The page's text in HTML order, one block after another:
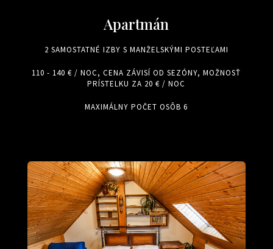
Apartmán
2 SAMOSTATNÉ IZBY S MANŽELSKÝMI POSTEĽAMI
110 - 140 € / NOC, CENA ZÁVISÍ OD SEZÓNY, MOŽNOSŤ
PRÍSTELKU ZA 20 € / NOC
MAXIMÁLNY POČET OSÔB 6